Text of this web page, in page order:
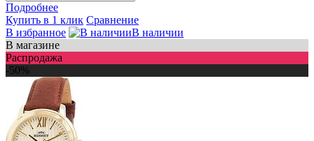
Подробнее
Купить в 1 клик Сравнение
В избранное
В наличии
В магазине
Распродажа
-50%